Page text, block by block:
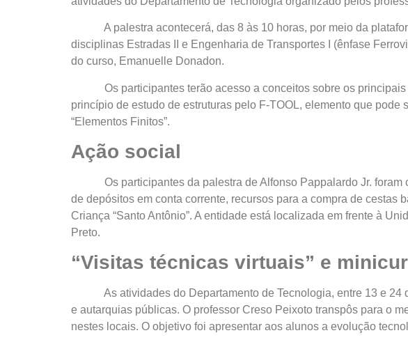
A palestra acontecerá, das 8 às 10 horas, por meio da
disciplinas Estradas II e Engenharia de Transportes I (ênfase
do curso, Emanuelle Donadon.
Os participantes terão acesso a conceitos sobre os principais
princípio de estudo de estruturas pelo F-TOOL, elemento que
“Elementos Finitos”.
Ação social
Os participantes da palestra de Alfonso Pappalardo Jr. foram
de depósitos em conta corrente, recursos para a compra de
Criança “Santo Antônio”. A entidade está localizada em frente à
Preto.
“Visitas técnicas virtuais” e
As atividades do Departamento de Tecnologia, entre 13 e 24
e autarquias públicas. O professor Creso Peixoto transpôs para o
nestes locais. O objetivo foi apresentar aos alunos a evolução